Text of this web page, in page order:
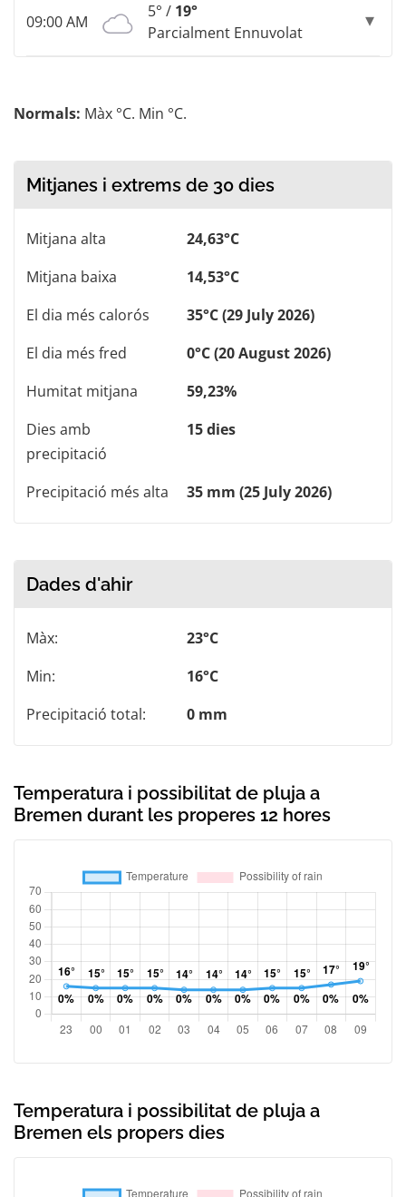
09:00 AM
5° / 19°
Parcialment Ennuvolat
Normals: Màx °C. Min °C.
Mitjanes i extrems de 30 dies
Mitjana alta
24,63°C
Mitjana baixa
14,53°C
El dia més calorós
35°C (29 July 2026)
El dia més fred
0°C (20 August 2026)
Humitat mitjana
59,23%
Dies amb
precipitació
15 dies
Precipitació més alta 35 mm (25 July 2026)
Dades d'ahir
Màx:
23°C
Min:
16°C
Precipitació total:
0 mm
Temperatura i possibilitat de pluja a
Bremen durant les properes 12 hores
Temperatura i possibilitat de pluja a
Bremen els propers dies